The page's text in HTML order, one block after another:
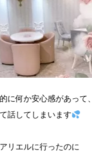
に何か安心感があって、
話してしまいます
リエルに行ったのに